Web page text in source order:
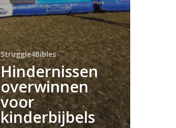
Struggle4Bibles
Hindernissen
overwinnen
voor
kinderbijbels